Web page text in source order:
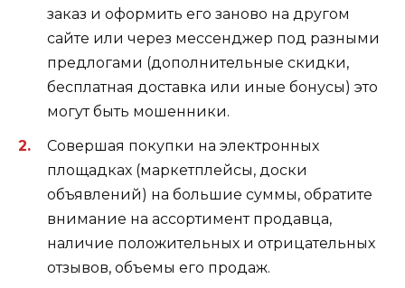
заказ и оформить его заново на другом
сайте или через мессенджер под разными
предлогами (дополнительные скидки,
бесплатная доставка или иные бонусы) это
могут быть мошенники.
Совершая покупки на электронных
площадках (маркетплейсы, доски
объявлений) на большие суммы, обратите
внимание на ассортимент продавца,
наличие положительных и отрицательных
отзывов, объемы его продаж.